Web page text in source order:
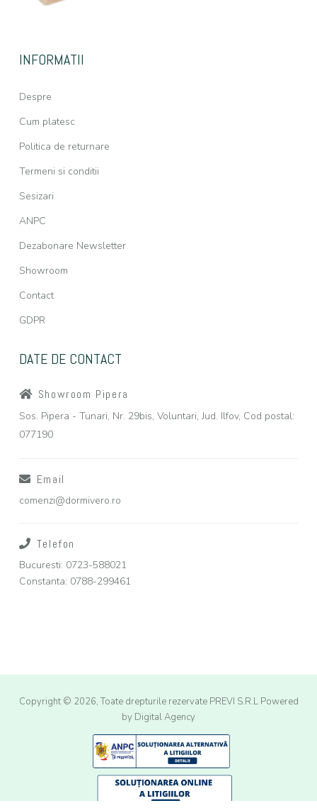
INFORMATII
Despre
Cum platesc
Politica de returnare
Termeni si conditii
Sesizari
ANPC
Dezabonare Newsletter
Showroom
Contact
GDPR
DATE DE CONTACT
Showroom Pipera
Sos. Pipera - Tunari, Nr. 29bis, Voluntari, Jud. Ilfov, Cod postal:
077190
Email
comenzi@dormivero.ro
Telefon
Bucuresti: 0723-588021
Constanta: 0788-299461
Copyright © 2026, Toate drepturile rezervate PREVI S.R.L Powered
by Digital Agency